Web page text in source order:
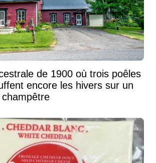
de 1900 où trois poêles
encore les hivers sur un